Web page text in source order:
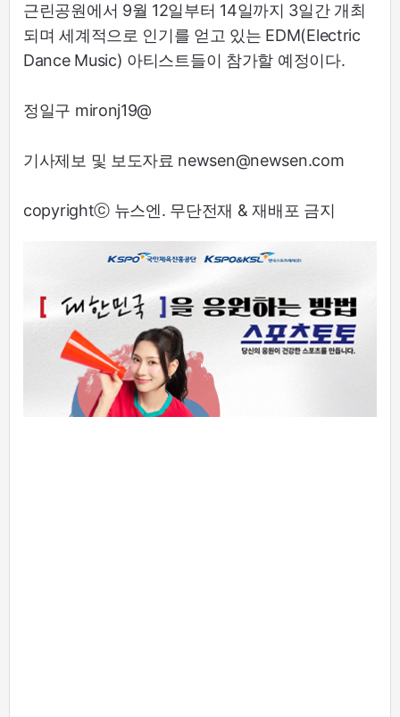
근린공원에서 9월 12일부터 14일까지 3일간 개최
되며 세계적으로 인기를 얻고 있는 EDM(Electric
Dance Music) 아티스트들이 참가할 예정이다.
정일구 mironj19@
기사제보 및 보도자료 newsen@newsen.com
copyrightⓒ 뉴스엔. 무단전재 & 재배포 금지